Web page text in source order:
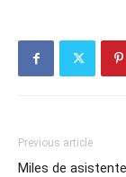
Previous article
Miles de